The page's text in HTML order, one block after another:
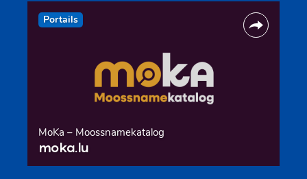
Portails
MoKa – Moossnamekatalog
moka.lu